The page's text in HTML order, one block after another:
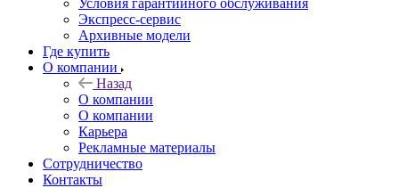
Условия гарантийного обслуживания
Экспресс-сервис
Архивные модели
Где купить
О компании
Назад
О компании
О компании
Карьера
Рекламные материалы
Сотрудничество
Контакты